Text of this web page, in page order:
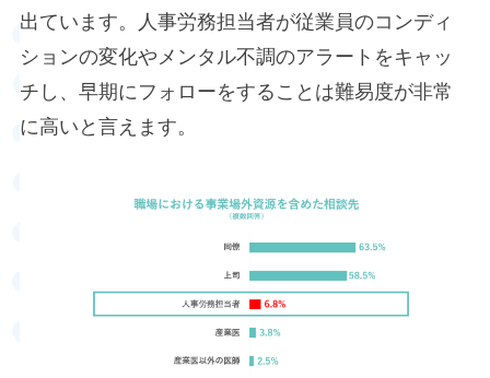
出ています。人事労務担当者が従業員のコンディ
ションの変化やメンタル不調のアラートをキャッ
チし、早期にフォローをすることは難易度が非常
に高いと言えます。